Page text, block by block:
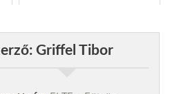
Griffel Tibor